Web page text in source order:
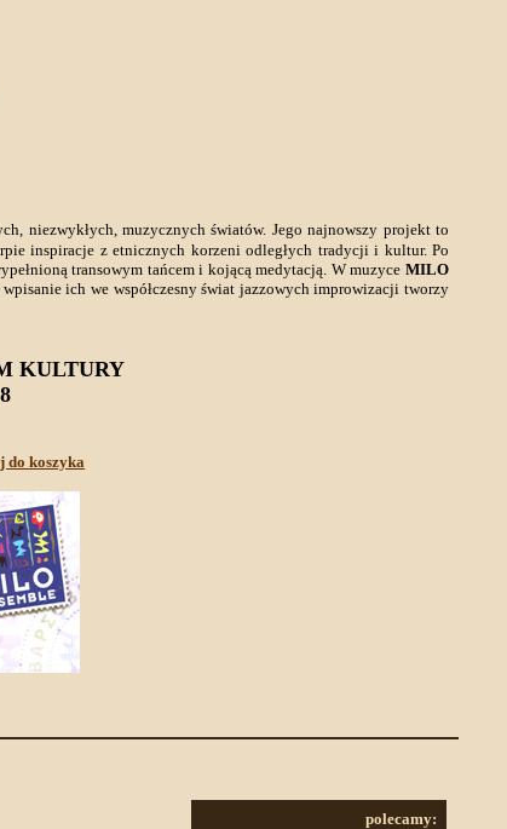
niezwykłych, muzycznych światów. Jego najnowszy projekt to
inspiracje z etnicznych korzeni odległych tradycji i kultur. Po
transowym tańcem i kojącą medytacją. W muzyce MILO
ich we współczesny świat jazzowych improwizacji tworzy
KULTURY
do koszyka
polecamy: